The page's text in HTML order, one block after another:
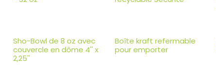
Sho-Bowl de 8 oz avec
couvercle en dôme 4'' x
2,25''
Boîte kraft refermable
pour emporter